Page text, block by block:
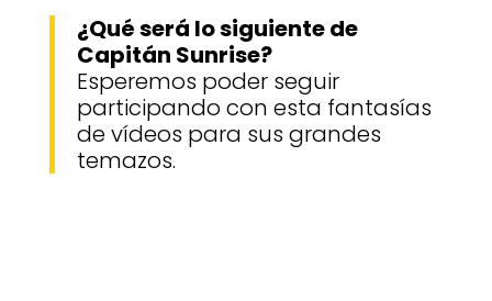
¿Qué será lo siguiente de
Capitán Sunrise?
Esperemos poder seguir
participando con esta fantasías
de vídeos para sus grandes
temazos.